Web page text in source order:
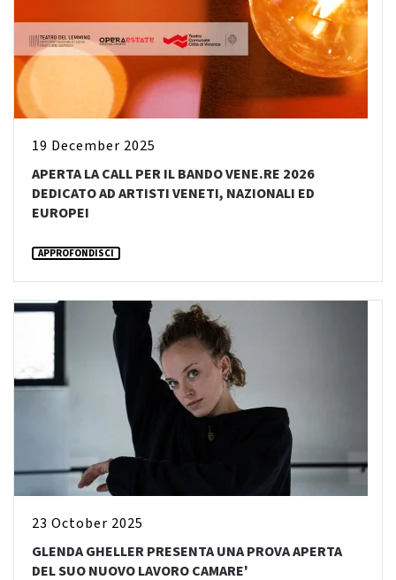
19 December 2025
APERTA LA CALL PER IL BANDO VENE.RE 2026
DEDICATO AD ARTISTI VENETI, NAZIONALI ED
EUROPEI
APPROFONDISCI
23 October 2025
GLENDA GHELLER PRESENTA UNA PROVA APERTA
DEL SUO NUOVO LAVORO CAMARE'